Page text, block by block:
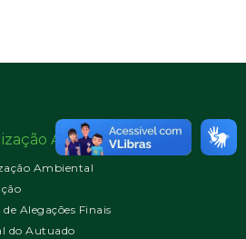
Ambiental
Ambiental
de Alegações Finais
do Autuado